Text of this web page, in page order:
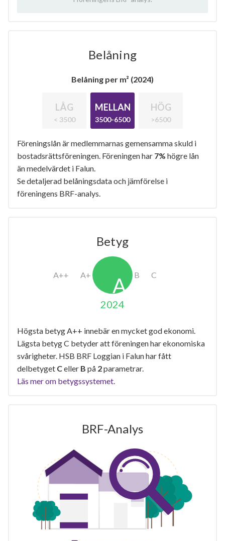
Belåning
Belåning per m² (2024)
LÅG
< 3500
MELLAN
3500-6500
HÖG
>6500
Föreningslån är medlemmarnas gemensamma skuld i
bostadsrättsföreningen. Föreningen har 7% högre lån
än medelvärdet i Falun.
Se detaljerad belåningsdata och jämförelse i
föreningens BRF-analys.
Betyg
2024
Högsta betyg A++ innebär en mycket god ekonomi.
Lägsta betyg C betyder att föreningen har ekonomiska
svårigheter. HSB BRF Loggian i Falun har fått
delbetyget Celler B på 2parametrar.
Läs mer om betygssystemet.
BRF-Analys